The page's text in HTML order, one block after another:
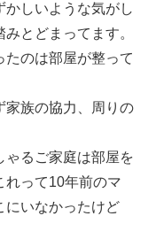
しいような気がし
とどまってます。
たのは部屋が整って
家族の協力、周りの
ゃるご家庭は部屋を
れって10年前のマ
にいなかったけど